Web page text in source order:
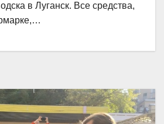
в Луганск. Все средства,